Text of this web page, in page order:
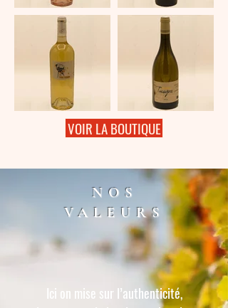
VOIR LA BOUTIQUE
NOS
VALEURS
Ici on mise sur l’authenticité,